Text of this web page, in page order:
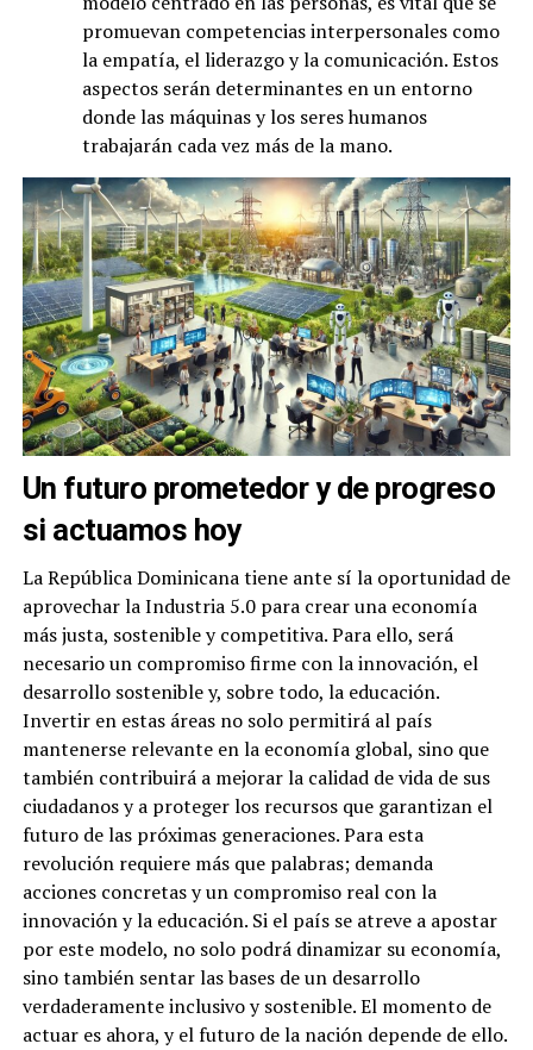
promuevan competencias interpersonales como
la empatía, el liderazgo y la comunicación. Estos
aspectos serán determinantes en un entorno
donde las máquinas y los seres humanos
trabajarán cada vez más de la mano.
Un futuro prometedor y de progreso
si actuamos hoy
La República Dominicana tiene ante sí la oportunidad de
aprovechar la Industria 5.0 para crear una economía
más justa, sostenible y competitiva. Para ello, será
necesario un compromiso firme con la innovación, el
desarrollo sostenible y, sobre todo, la educación.
Invertir en estas áreas no solo permitirá al país
mantenerse relevante en la economía global, sino que
también contribuirá a mejorar la calidad de vida de sus
ciudadanos y a proteger los recursos que garantizan el
futuro de las próximas generaciones. Para esta
revolución requiere más que palabras; demanda
acciones concretas y un compromiso real con la
innovación y la educación. Si el país se atreve a apostar
por este modelo, no solo podrá dinamizar su economía,
sino también sentar las bases de un desarrollo
verdaderamente inclusivo y sostenible. El momento de
actuar es ahora, y el futuro de la nación depende de ello.